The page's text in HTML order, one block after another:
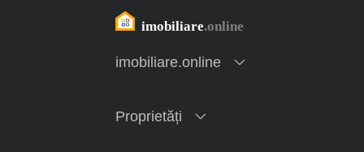
imobiliare.online
Proprietăți